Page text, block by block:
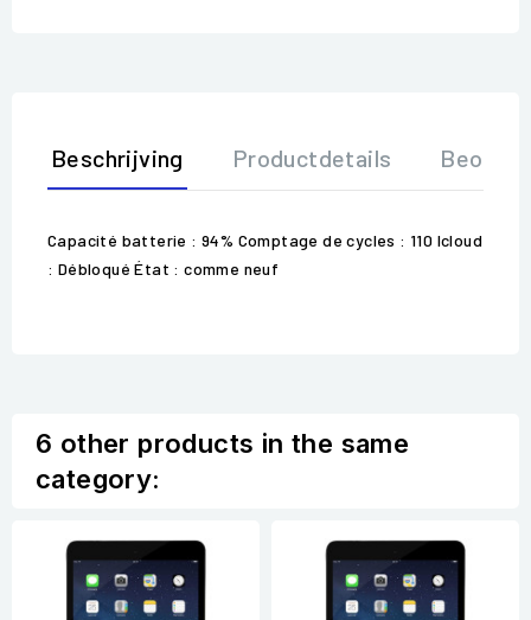
Beschrijving Productdetails
Capacité batterie : 94% Comptage de cycles : 110 Icloud
: Débloqué État : comme neuf
6 other products in the same
category: